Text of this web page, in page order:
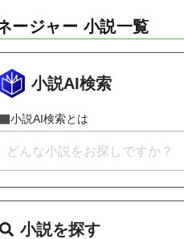
ージャー 小説一覧
小説AI検索
小説AI検索とは
小説を探す